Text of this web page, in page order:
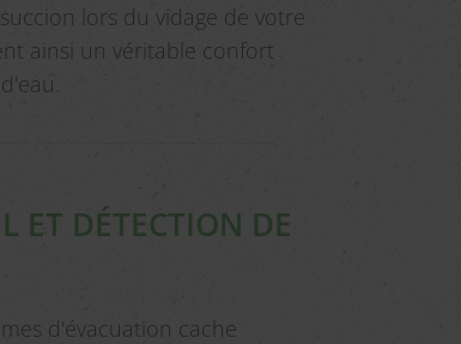
lors du vidage de votre
ainsi un véritable confort
ET DÉTECTION DE
d'évacuation cache